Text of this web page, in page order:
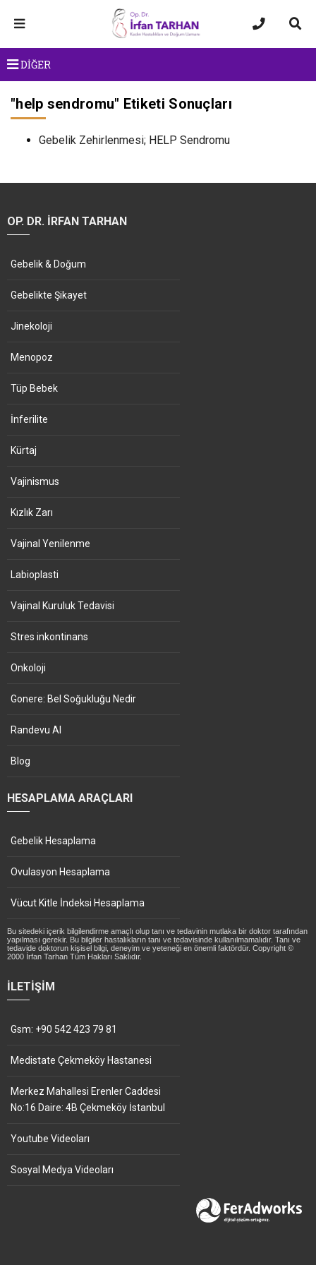
DİĞER
"help sendromu" Etiketi Sonuçları
Gebelik Zehirlenmesi; HELP Sendromu
OP. DR. İRFAN TARHAN
Gebelik & Doğum
Gebelikte Şikayet
Jinekoloji
Menopoz
Tüp Bebek
İnferilite
Kürtaj
Vajinismus
Kızlık Zarı
Vajinal Yenilenme
Labioplasti
Vajinal Kuruluk Tedavisi
Stres inkontinans
Onkoloji
Gonere: Bel Soğukluğu Nedir
Randevu Al
Blog
HESAPLAMA ARAÇLARI
Gebelik Hesaplama
Ovulasyon Hesaplama
Vücut Kitle İndeksi Hesaplama
Bu sitedeki içerik bilgilendirme amaçlı olup tanı ve tedavinin mutlaka bir doktor tarafından
yapılması gerekir. Bu bilgiler hastalıkların tanı ve tedavisinde kullanılmamalıdır. Tanı ve
tedavide doktorun kişisel bilgi, deneyim ve yeteneği en önemli faktördür. Copyright ©
2000 İrfan Tarhan Tüm Hakları Saklıdır.
İLETIŞIM
Gsm: +90 542 423 79 81
Medistate Çekmeköy Hastanesi
Merkez Mahallesi Erenler Caddesi
No:16 Daire: 4B Çekmeköy İstanbul
Youtube Videoları
Sosyal Medya Videoları